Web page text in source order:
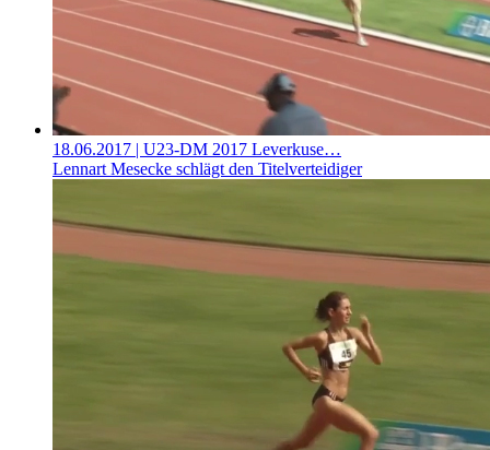
18.06.2017 | U23-DM 2017 Leverkuse…
Lennart Mesecke schlägt den Titelverteidiger